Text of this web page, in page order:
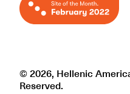
© 2026, Hellenic
Reserved.